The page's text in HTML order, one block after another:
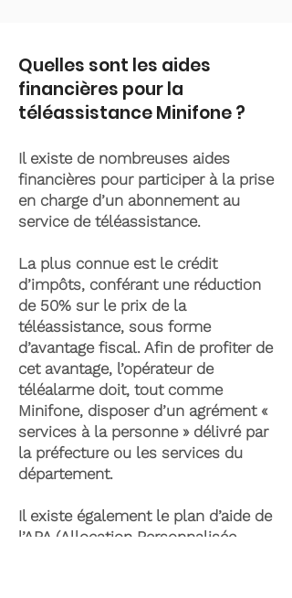
Quelles sont les aides
financières pour la
téléassistance Minifone ?
Il existe de nombreuses aides
financières pour participer à la prise
en charge d’un abonnement au
service de téléassistance.
La plus connue est le crédit
d’impôts, conférant une réduction
de 50% sur le prix de la
téléassistance, sous forme
d’avantage fiscal. Afin de profiter de
cet avantage, l’opérateur de
téléalarme doit, tout comme
Minifone, disposer d’un agrément «
services à la personne » délivré par
la préfecture ou les services du
département.
Il existe également le plan d’aide de
l’APA (Allocation Personnalisée